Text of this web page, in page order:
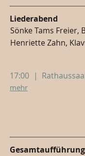
Liederabend
Sönke Tams Freier,
Henriette Zahn,
17:00 |
mehr